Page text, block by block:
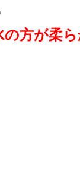
の方が柔